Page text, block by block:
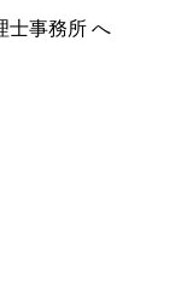
士事務所 へ